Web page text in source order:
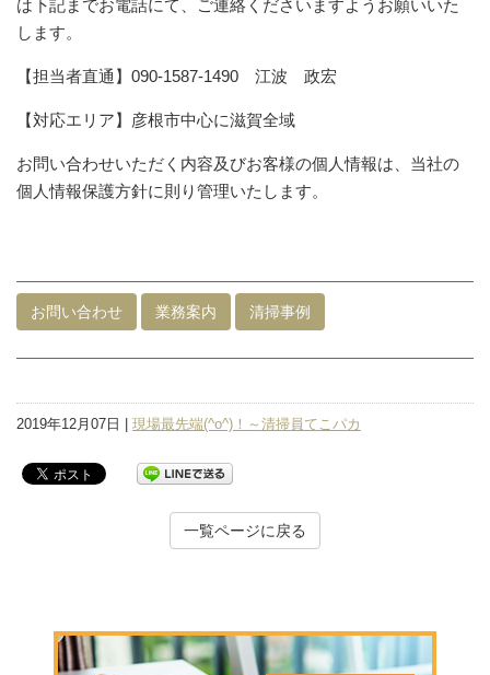
は下記までお電話にて、ご連絡くださいますようお願いいた
します。
【担当者直通】090-1587-1490 江波 政宏
【対応エリア】彦根市中心に滋賀全域
お問い合わせいただく内容及びお客様の個人情報は、当社の
個人情報保護方針に則り管理いたします。
お問い合わせ 業務案内 清掃事例
2019年12月07日 | 現場最先端(^o^)！～清掃員てこパカ
一覧ページに戻る